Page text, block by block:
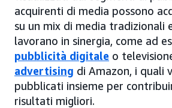
acquirenti di media possono
su un mix di media tradizionali
lavorano in sinergia, come ad
pubblicità digitale o
advertising di Amazon, i quali
pubblicati insieme per
risultati migliori.